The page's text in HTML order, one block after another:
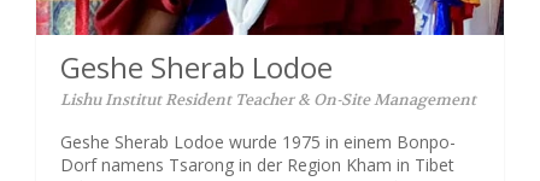
Geshe Sherab Lodoe
Lishu Institut Resident Teacher & On-Site Management
Geshe Sherab Lodoe wurde 1975 in einem Bonpo-
Dorf namens Tsarong in der Region Kham in Tibet